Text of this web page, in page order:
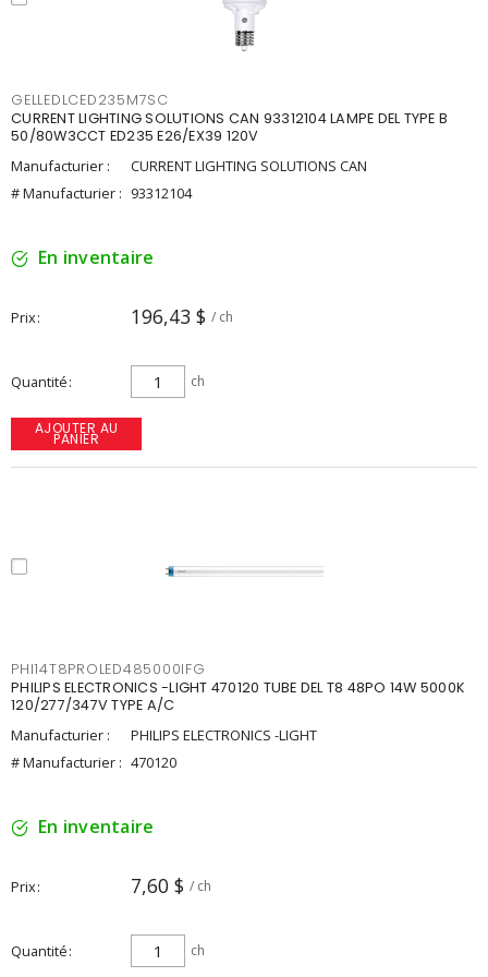
GELLEDLCED235M7SC
CURRENT LIGHTING SOLUTIONS CAN 93312104 LAMPE DEL TYPE B
50/80W3CCT ED235 E26/EX39 120V
Manufacturier :
CURRENT LIGHTING SOLUTIONS CAN
# Manufacturier : 93312104
En inventaire
Prix 196,43 $ / ch
Quantité ch
AJOUTER AU
PANIER
PHI14T8PROLED485000IFG
PHILIPS ELECTRONICS -LIGHT 470120 TUBE DEL T8 48PO 14W 5000K
120/277/347V TYPE A/C
Manufacturier :
PHILIPS ELECTRONICS -LIGHT
# Manufacturier : 470120
En inventaire
Prix 7,60 $ / ch
Quantité ch